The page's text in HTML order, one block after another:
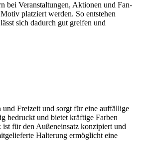
bei Veranstaltungen, Aktionen und Fan-
platziert werden. So entstehen
sich dadurch gut greifen und
und Freizeit und sorgt für eine auffällige
bedruckt und bietet kräftige Farben
für den Außeneinsatz konzipiert und
Halterung ermöglicht eine